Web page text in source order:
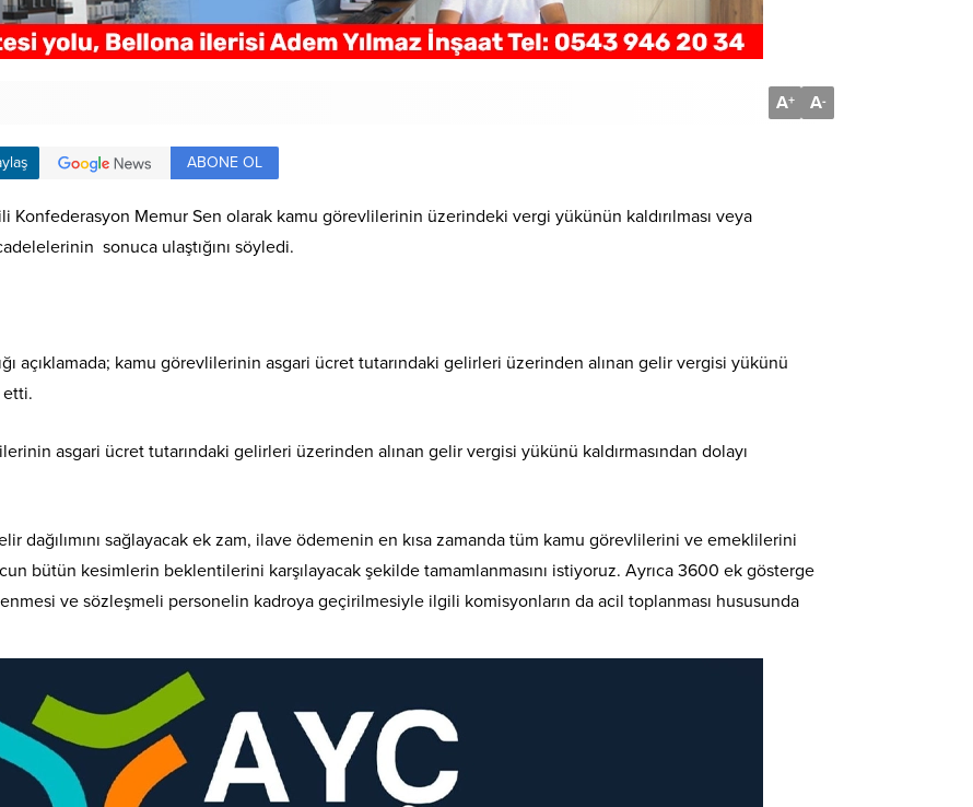
A+ A-
ABONE OL
Konfederasyon Memur Sen olarak kamu görevlilerinin üzerindeki vergi yükünün kaldırılması veya
sonuca ulaştığını söyledi.
açıklamada; kamu görevlilerinin asgari ücret tutarındaki gelirleri üzerinden alınan gelir vergisi yükünü
etti.
asgari ücret tutarındaki gelirleri üzerinden alınan gelir vergisi yükünü kaldırmasından dolayı
dağılımını sağlayacak ek zam, ilave ödemenin en kısa zamanda tüm kamu görevlilerini ve emeklilerini
bütün kesimlerin beklentilerini karşılayacak şekilde tamamlanmasını istiyoruz. Ayrıca 3600 ek gösterge
ve sözleşmeli personelin kadroya geçirilmesiyle ilgili komisyonların da acil toplanması hususunda